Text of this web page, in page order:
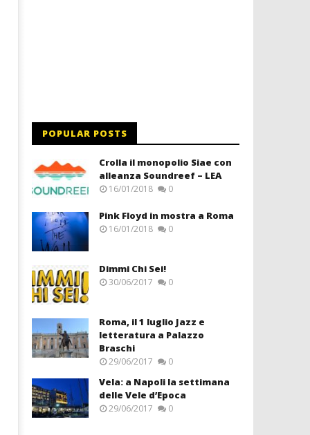
POPULAR POSTS
Crolla il monopolio Siae con
alleanza Soundreef – LEA
16/01/2018 0
Pink Floyd in mostra a Roma
16/01/2018 0
Dimmi Chi Sei!
30/06/2017 0
Roma, il 1 luglio Jazz e
letteratura a Palazzo
Braschi
29/06/2017 0
Vela: a Napoli la settimana
delle Vele d’Epoca
29/06/2017 0